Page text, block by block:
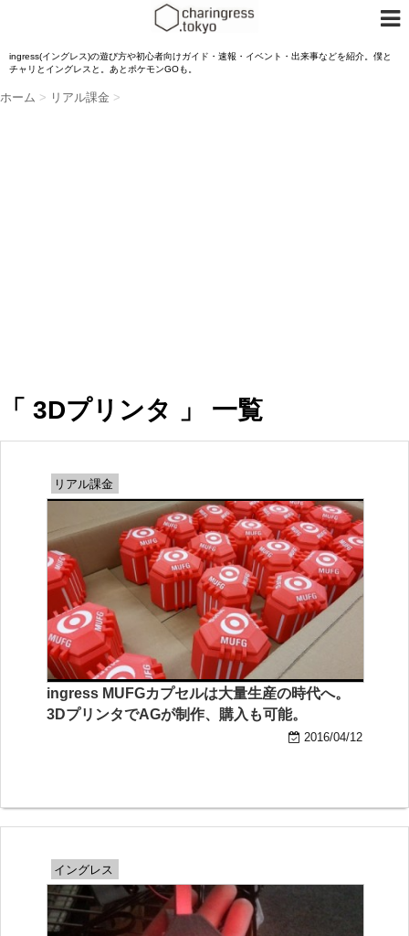
ingress(イングレス)の遊び方や初心者向けガイド・速報・イベント・出来事などを紹介。僕と
チャリとイングレスと。あとポケモンGOも。
ホーム > リアル課金 >
「 3Dプリンタ 」 一覧
リアル課金
ingress MUFGカプセルは大量生産の時代へ。
3DプリンタでAGが制作、購入も可能。
2016/04/12
イングレス